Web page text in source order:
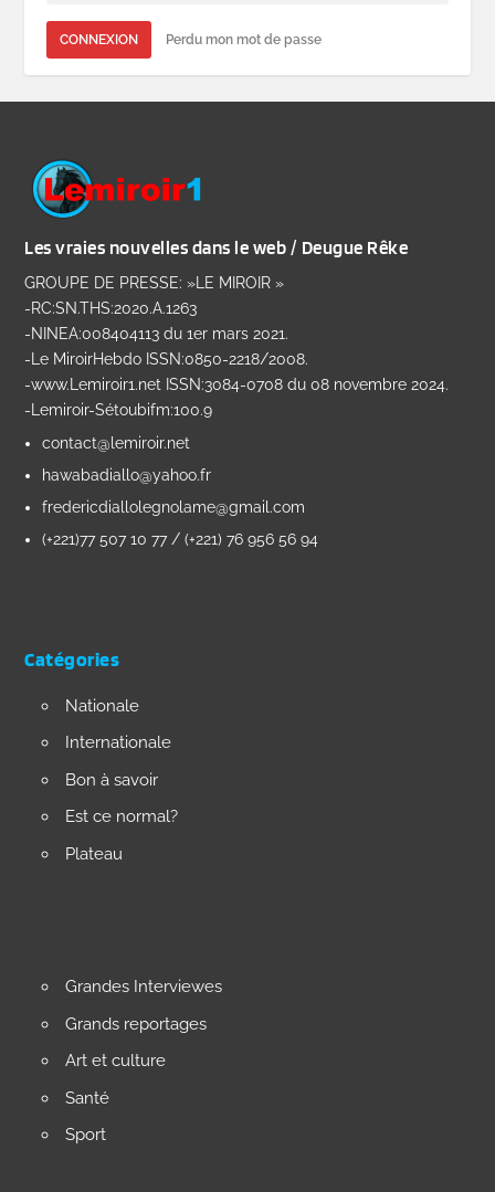
CONNEXION Perdu mon mot de passe
Les vraies nouvelles dans le web / Deugue Rêke
GROUPE DE PRESSE: »LE MIROIR »
-RC:SN.THS:2020.A.1263
-NINEA:008404113 du 1er mars 2021.
-Le MiroirHebdo ISSN:0850-2218/2008.
-www.Lemiroir1.net ISSN:3084-0708 du 08 novembre 2024.
-Lemiroir-Sétoubifm:100.9
contact@lemiroir.net
hawabadiallo@yahoo.fr
fredericdiallolegnolame@gmail.com
(+221)77 507 10 77 / (+221) 76 956 56 94
Catégories
Nationale
Internationale
Bon à savoir
Est ce normal?
Plateau
Grandes Interviewes
Grands reportages
Art et culture
Santé
Sport